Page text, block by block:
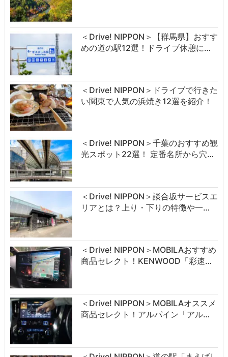
＜Drive! NIPPON＞【群馬県】おすす
めの道の駅12選！ドライブ休憩に…
＜Drive! NIPPON＞ドライブで行きた
い関東で人気の浜焼き12選を紹介！
＜Drive! NIPPON＞千葉のおすすめ観
光スポット22選！ 定番名所から穴…
＜Drive! NIPPON＞談合坂サービスエ
リアとは？上り・下りの特徴や一…
＜Drive! NIPPON＞MOBILAおすすめ
商品セレクト！KENWOOD「彩速…
＜Drive! NIPPON＞MOBILAオススメ
商品セレクト！アルパイン「アル…